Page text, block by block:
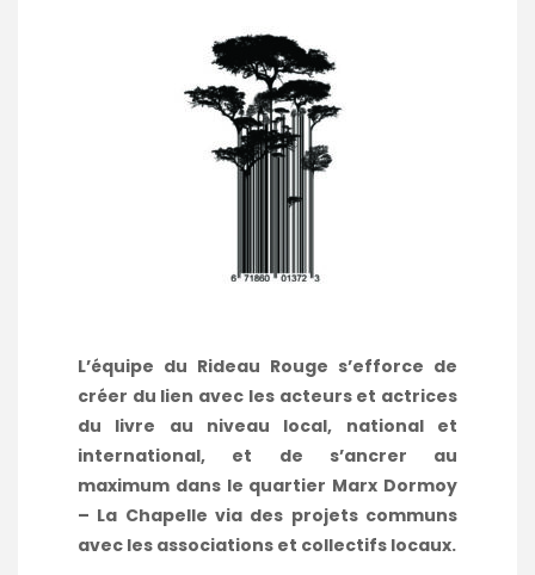
L’équipe du Rideau Rouge s’efforce de
créer du lien avec les acteurs et actrices
du livre au niveau local, national et
international, et de s’ancrer au
maximum dans le quartier Marx Dormoy
– La Chapelle via des projets communs
avec les associations et collectifs locaux.